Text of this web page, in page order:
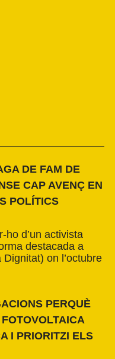
DE FAM DE
CAP AVENÇ EN
POLÍTICS
ho d’un activista
destacada a
on l’octubre
PERQUÈ
I PRIORITZI ELS